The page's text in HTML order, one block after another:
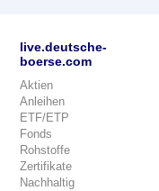
live.deutsche-
boerse.com
Aktien
Anleihen
ETF/ETP
Fonds
Rohstoffe
Zertifikate
Nachhaltig